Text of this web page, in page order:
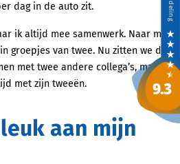
dag in de auto zit.
ik altijd mee samenwerk. Naar mijn
groepjes van twee. Nu zitten we dan
met twee andere collega’s, maar
met zijn tweeën.